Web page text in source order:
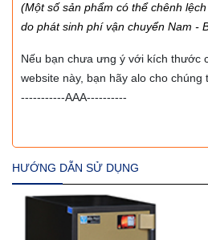
(Một số sản phẩm có thể chênh
do phát sinh phí vận chuyển Nam -
Nếu bạn chưa ưng ý với kích thước
website này, bạn hãy alo cho chúng
-----------AAA----------
HƯỚNG DẪN SỬ DỤNG